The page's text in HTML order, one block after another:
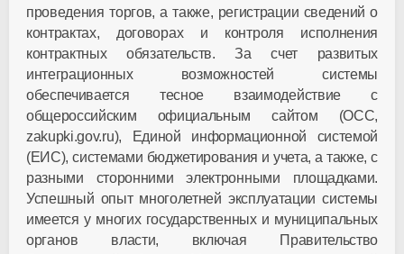
проведения торгов, а также, регистрации сведений о
контрактах, договорах и контроля исполнения
контрактных обязательств. За счет развитых
интеграционных возможностей системы
обеспечивается тесное взаимодействие с
общероссийским официальным сайтом (ОСС,
zakupki.gov.ru), Единой информационной системой
(ЕИС), системами бюджетирования и учета, а также, с
разными сторонними электронными площадками.
Успешный опыт многолетней эксплуатации системы
имеется у многих государственных и муниципальных
органов власти, включая Правительство